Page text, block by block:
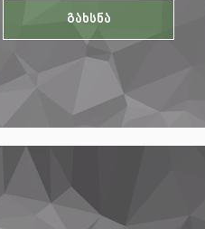
გახსნა